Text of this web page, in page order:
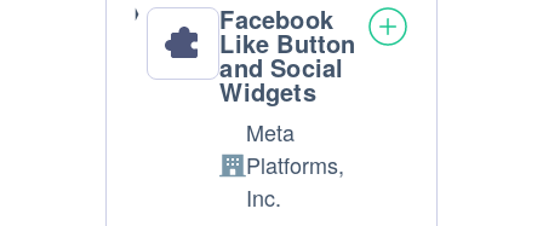
Facebook
Like Button
and Social
Widgets
Azienda:
Meta
Platforms,
Inc.